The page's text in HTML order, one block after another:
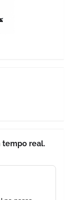
tempo real.